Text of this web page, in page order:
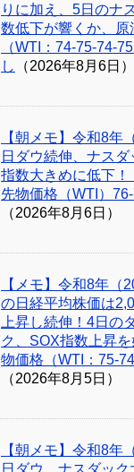
りに加え、5日のナ
数低下が響くか、原
（WTI：74-75-74-
し
（2026年8月6日）
【朝メモ】令和8年
日ダウ続伸、ナス
指数大きめに低下
先物価格（WTI）
（2026年8月6日）
【メモ】令和8年（
の日経平均株価は
上昇し続伸！4日の
ク、SOX指数上昇
物価格（WTI：75-
（2026年8月5日）
【朝メモ】令和8年
日ダウ、ナスダッ